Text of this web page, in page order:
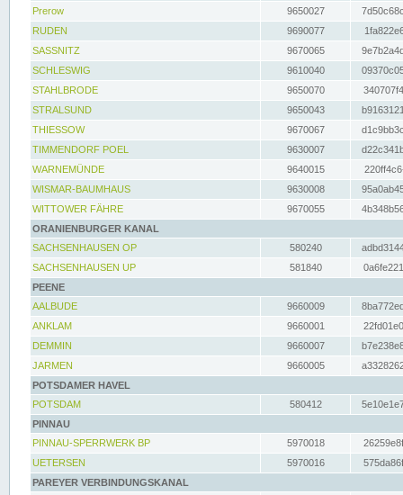
Prerow
9650027
RUDEN
9690077
SASSNITZ
9670065
SCHLESWIG
9610040
STAHLBRODE
9650070
STRALSUND
9650043
THIESSOW
9670067
TIMMENDORF POEL
9630007
WARNEMÜNDE
9640015
WISMAR-BAUMHAUS
9630008
WITTOWER FÄHRE
9670055
ORANIENBURGER KANAL
SACHSENHAUSEN OP
580240
SACHSENHAUSEN UP
581840
PEENE
AALBUDE
9660009
ANKLAM
9660001
DEMMIN
9660007
JARMEN
9660005
POTSDAMER HAVEL
POTSDAM
580412
PINNAU
PINNAU-SPERRWERK BP
5970018
UETERSEN
5970016
PAREYER VERBINDUNGSKANAL